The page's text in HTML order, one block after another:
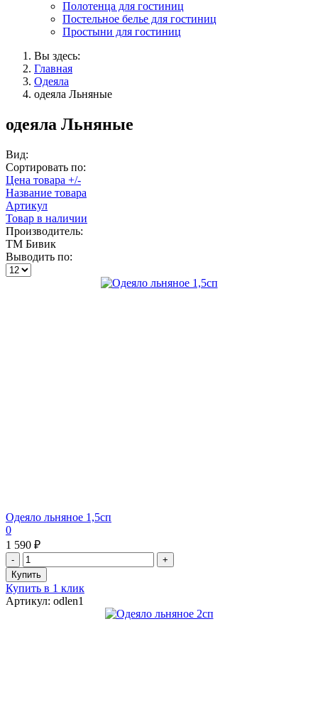
Полотенца для гостиниц
Постельное белье для гостиниц
Простыни для гостиниц
Вы здесь:
Главная
Одеяла
одеяла Льняные
одеяла Льняные
Вид:
Сортировать по:
Цена товара +/-
Название товара
Артикул
Товар в наличии
Производитель:
ТМ Бивик
Выводить по:
Одеяло льняное 1,5сп
0
1 590 ₽
Купить в 1 клик
Артикул: odlen1